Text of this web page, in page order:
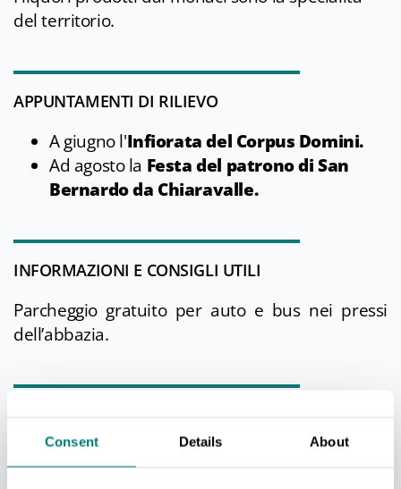
Consent Details About
del territorio.
APPUNTAMENTI DI RILIEVO
A giugno l'Infiorata del Corpus Domini.
Ad agosto la Festa del patrono di San
Bernardo da Chiaravalle.
INFORMAZIONI E CONSIGLI UTILI
Parcheggio gratuito per auto e bus nei pressi
dell’abbazia.